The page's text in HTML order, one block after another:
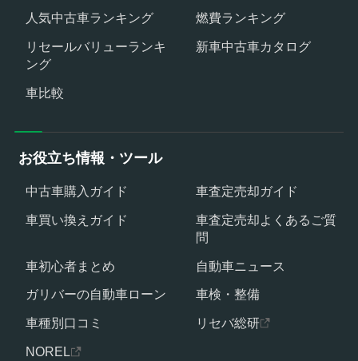
人気中古車ランキング
燃費ランキング
リセールバリューランキ
ング
新車中古車カタログ
車比較
お役立ち情報・ツール
中古車購入ガイド
車査定売却ガイド
車買い換えガイド
車査定売却よくあるご質
問
車初心者まとめ
自動車ニュース
ガリバーの自動車ローン
車検・整備
車種別口コミ
リセバ総研
NOREL